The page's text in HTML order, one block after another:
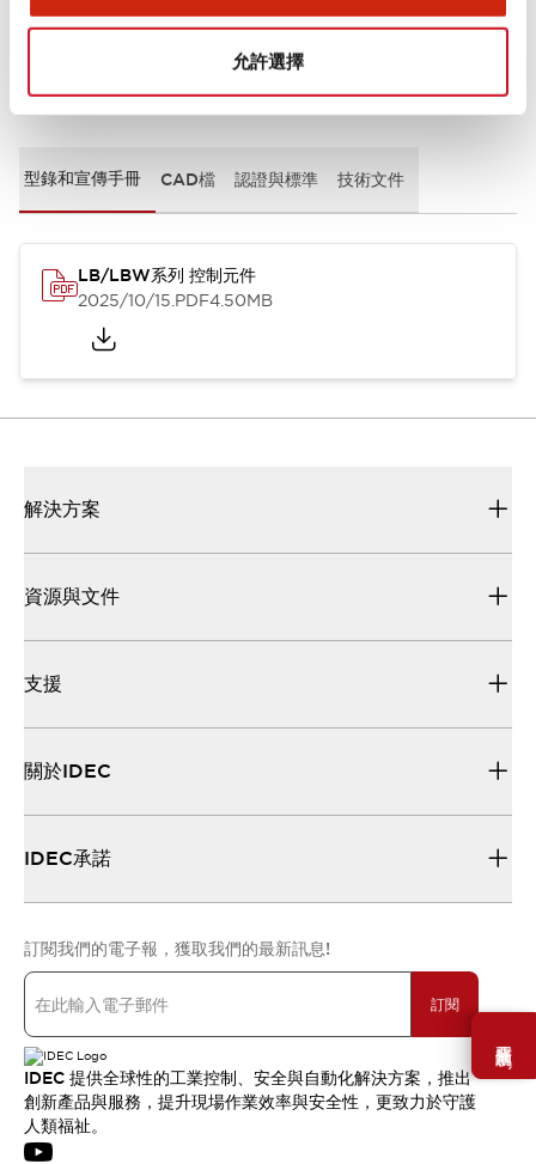
允許選擇
需要幫助嗎？
文件和檔案
型錄和宣傳手冊 CAD檔 認證與標準 技術文件
LB/LBW系列 控制元件
2025/10/15.PDF4.50MB
解決方案
資源與文件
支援
關於IDEC
IDEC承諾
訂閱我們的電子報，獲取我們的最新訊息!
訂閱
IDEC 提供全球性的工業控制、安全與自動化解決方案，推出
創新產品與服務，提升現場作業效率與安全性，更致力於守護
人類福祉。